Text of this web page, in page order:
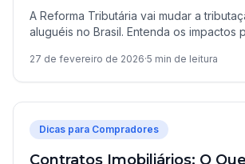
A Reforma Tributária vai mudar a
aluguéis no Brasil. Entenda os impactos
27 de fevereiro de 2026·5 min de leitura
Dicas para Compradores
Contratos Imobiliários: O